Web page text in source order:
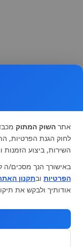
אתר השוק המתוק
השירות, ביצוע
באישורך הנך מסכים/ה
הפרטיות ובתקנון
אודותיך ולבקש את